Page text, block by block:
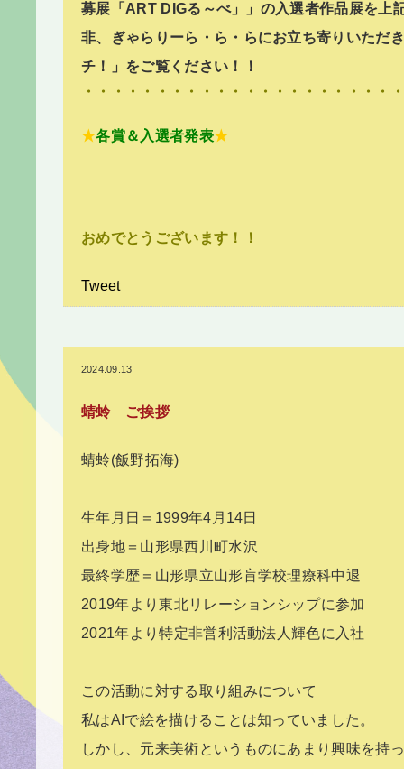
募展「ART DIGる～べ」」の入選者作品展を上
非、ぎゃらりーら・ら・らにお立ち寄りいただ
チ！」をご覧ください！！
・・・・・・・・・・・・・・・・・・・・・
★各賞＆入選者発表★
おめでとうございます！！
Tweet
2024.09.13
蜻蛉 ご挨拶
蜻蛉(飯野拓海)
生年月日＝1999年4月14日
出身地＝山形県西川町水沢
最終学歴＝山形県立山形盲学校理療科中退
2019年より東北リレーションシップに参加
2021年より特定非営利活動法人輝色に入社
この活動に対する取り組みについて
私はAIで絵を描けることは知っていました。
しかし、元来美術というものにあまり興味を持